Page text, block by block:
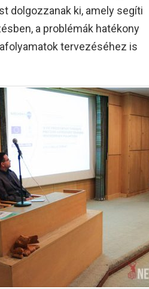
dolgozzanak ki, amely segíti
a problémák hatékony
tervezéséhez is